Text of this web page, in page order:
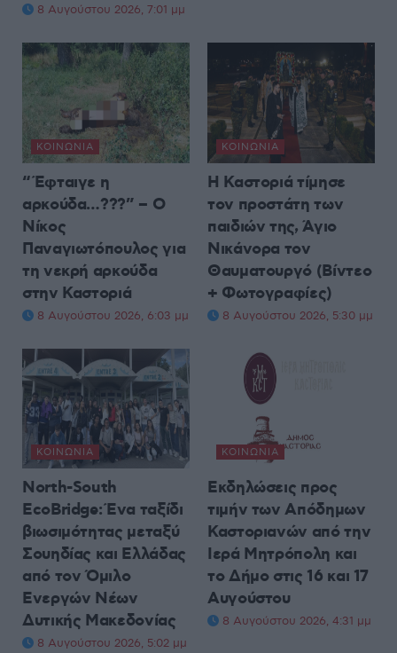
8 Αυγούστου 2026, 7:01 μμ
ΚΟΙΝΩΝΊΑ
“Έφταιγε η
αρκούδα…???” – Ο
Νίκος
Παναγιωτόπουλος για
τη νεκρή αρκούδα
στην Καστοριά
8 Αυγούστου 2026, 6:03 μμ
ΚΟΙΝΩΝΊΑ
Η Καστοριά τίμησε
τον προστάτη των
παιδιών της, Άγιο
Νικάνορα τον
Θαυματουργό (Βίντεο
+ Φωτογραφίες)
8 Αυγούστου 2026, 5:30 μμ
ΚΟΙΝΩΝΊΑ
North-South
EcoBridge: Ένα ταξίδι
βιωσιμότητας μεταξύ
Σουηδίας και Ελλάδας
από τον Όμιλο
Ενεργών Νέων
Δυτικής Μακεδονίας
8 Αυγούστου 2026, 5:02 μμ
ΚΟΙΝΩΝΊΑ
Εκδηλώσεις προς
τιμήν των Απόδημων
Καστοριανών από την
Ιερά Μητρόπολη και
το Δήμο στις 16 και 17
Αυγούστου
8 Αυγούστου 2026, 4:31 μμ